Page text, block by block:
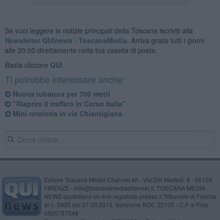
Se vuoi leggere le notizie principali della Toscana iscriviti alla
Newsletter QUInews - ToscanaMedia. Arriva gratis tutti i giorni
alle 20:00 direttamente nella tua casella di posta.
Basta cliccare QUI
Ti potrebbe interessare anche:
Nuova tubatura per 700 metri
"Riaprire il traffico in Corso Italia"
Mini rotatoria in via Chiantigiana
Editore Toscana Media Channel srl - Via Dei Martelli, 8 - 50129
FIRENZE - info@toscanamediachannel.it. TOSCANA MEDIA
NEWS quotidiano on line registrato presso il Tribunale di Firenze
al n. 5935 del 27.09.2013. Iscrizione ROC 22105 - C.F. e P.Iva
0620787048